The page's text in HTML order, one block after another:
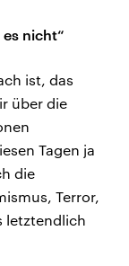
nicht“
ist, das
über die
Tagen ja
die
Terror,
letztendlich